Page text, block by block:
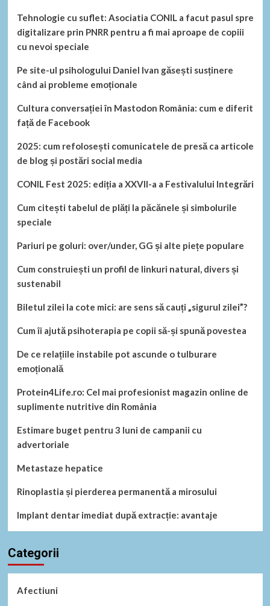
Tehnologie cu suflet: Asociatia CONIL a facut pasul spre
digitalizare prin PNRR pentru a fi mai aproape de copiii
cu nevoi speciale
Pe site-ul psihologului Daniel Ivan găsești susținere
când ai probleme emoționale
Cultura conversației în Mastodon România: cum e diferit
față de Facebook
2025: cum refolosești comunicatele de presă ca articole
de blog și postări social media
CONIL Fest 2025: ediția a XXVII-a a Festivalului Integrări
Cum citești tabelul de plăți la păcănele și simbolurile
speciale
Pariuri pe goluri: over/under, GG și alte piețe populare
Cum construiești un profil de linkuri natural, divers și
sustenabil
Biletul zilei la cote mici: are sens să cauți „sigurul zilei”?
Cum îi ajută psihoterapia pe copii să-și spună povestea
De ce relațiile instabile pot ascunde o tulburare
emoțională
Protein4Life.ro: Cel mai profesionist magazin online de
suplimente nutritive din România
Estimare buget pentru 3 luni de campanii cu
advertoriale
Metastaze hepatice
Rinoplastia și pierderea permanentă a mirosului
Implant dentar imediat după extracție: avantaje
Categorii
Afectiuni